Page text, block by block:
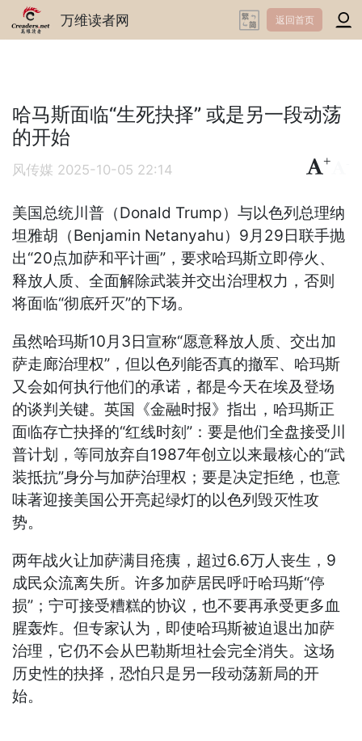
万维读者网 返回首页
哈马斯面临“生死抉择” 或是另一段动荡
的开始
风传媒 2025-10-05 22:14
+
美国总统川普（Donald Trump）与以色列总理纳
坦雅胡（Benjamin Netanyahu）9月29日联手抛
出“20点加萨和平计画”，要求哈玛斯立即停火、
释放人质、全面解除武装并交出治理权力，否则
将面临“彻底歼灭”的下场。
虽然哈玛斯10月3日宣称“愿意释放人质、交出加
萨走廊治理权”，但以色列能否真的撤军、哈玛斯
又会如何执行他们的承诺，都是今天在埃及登场
的谈判关键。英国《金融时报》指出，哈玛斯正
面临存亡抉择的“红线时刻”：要是他们全盘接受川
普计划，等同放弃自1987年创立以来最核心的“武
装抵抗”身分与加萨治理权；要是决定拒绝，也意
味著迎接美国公开亮起绿灯的以色列毁灭性攻
势。
两年战火让加萨满目疮痍，超过6.6万人丧生，9
成民众流离失所。许多加萨居民呼吁哈玛斯“停
损”；宁可接受糟糕的协议，也不要再承受更多血
腥轰炸。但专家认为，即使哈玛斯被迫退出加萨
治理，它仍不会从巴勒斯坦社会完全消失。这场
历史性的抉择，恐怕只是另一段动荡新局的开
始。